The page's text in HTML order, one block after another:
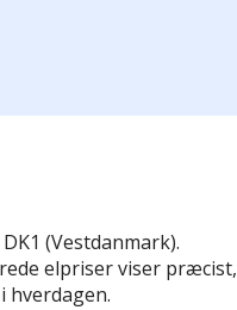
(Vestdanmark).
elpriser viser præcist,
hverdagen.